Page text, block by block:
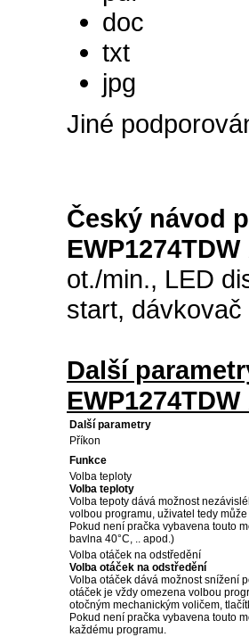
doc
txt
jpg
Jiné
Český návod
ot./min., LED
start,
Další
Další parametry
Příkon
Funkce
Volba teploty
Volba teploty
Volba tepoty dává možnost
volbou programu, uživatel tedy
Pokud není pračka vybavena touto
bavlna 40°C, .. apod.)
Volba otáček na odstředění
Volba otáček na odstředění
Volba otáček dává možnost snížení
otáček je vždy omezena volbou
otočným mechanickým voličem,
Pokud není pračka vybavena touto
každému programu.